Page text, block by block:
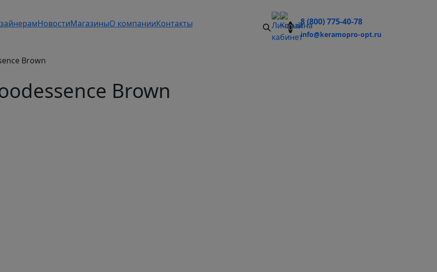
НовостиМагазиныО компанииКонтакты 0
8 (800) 775-40-78
info@keramopro-opt.ru
Brown
Brown